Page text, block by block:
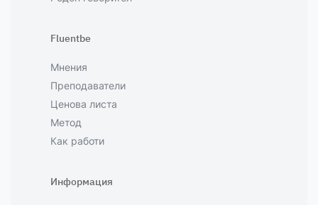
Fluentbe
Мнения
Преподаватели
Ценова листа
Метод
Как работи
Информация